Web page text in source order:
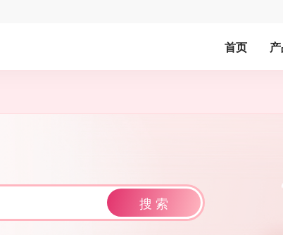
首页
搜 索